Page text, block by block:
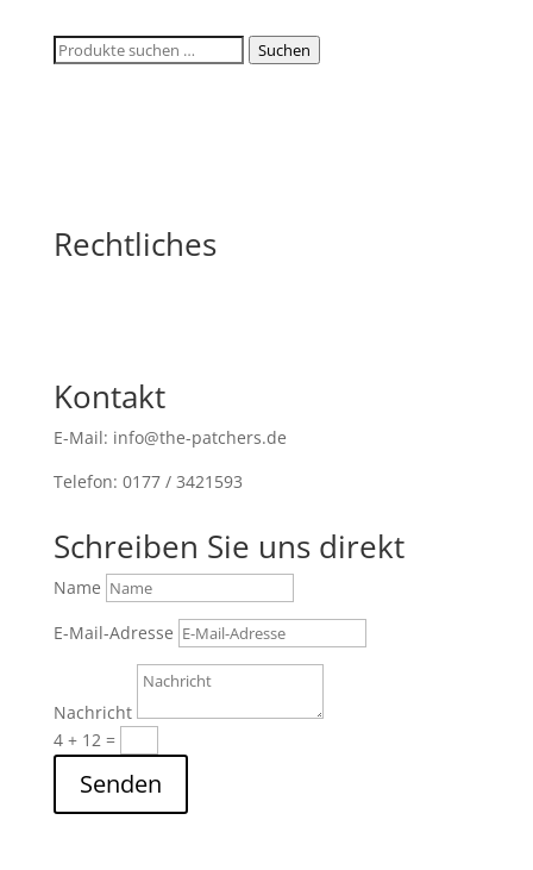
Suchen
Suchen
Rechtliches
Kontakt
E-Mail: info@the-patchers.de
Telefon: 0177 / 3421593
Schreiben Sie uns direkt
Name
E-Mail-Adresse
Nachricht
4 + 12=
Senden